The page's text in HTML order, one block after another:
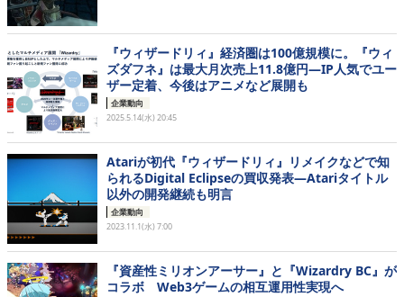
『ウィザードリィ』経済圏は100億規模に。『ウィ
ズダフネ』は最大月次売上11.8億円―IP人気でユー
ザー定着、今後はアニメなど展開も
企業動向
2025.5.14(水) 20:45
Atariが初代『ウィザードリィ』リメイクなどで知
られるDigital Eclipseの買収発表―Atariタイトル
以外の開発継続も明言
企業動向
2023.11.1(水) 7:00
『資産性ミリオンアーサー』と『Wizardry BC』が
コラボ Web3ゲームの相互運用性実現へ